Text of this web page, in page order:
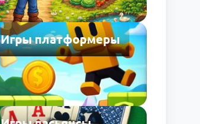
Игры платформеры